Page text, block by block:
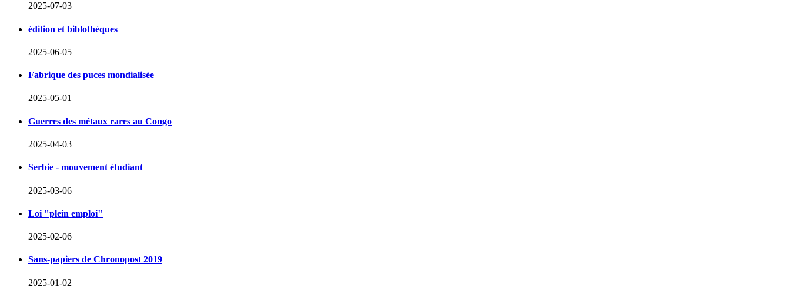
2025-07-03
édition et biblothèques
2025-06-05
Fabrique des puces mondialisée
2025-05-01
Guerres des métaux rares au Congo
2025-04-03
Serbie - mouvement étudiant
2025-03-06
Loi "plein emploi"
2025-02-06
Sans-papiers de Chronopost 2019
2025-01-02